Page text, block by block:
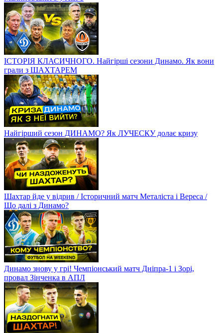
ІСТОРІЯ КЛАСИЧНОГО. Найгірші сезони Динамо. Як вони
грали з ШАХТАРЕМ
Найгірший сезон ДИНАМО? Як ЛУЧЕСКУ долає кризу
Шахтар йде у відрив / Історичний матч Металіста і Вереса /
Що далі з Динамо?
Динамо знову у грі! Чемпіонський матч Дніпра-1 і Зорі,
провал Зінченка в АПЛ